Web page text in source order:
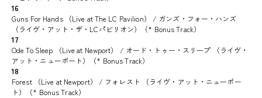
16
Guns For Hands （Live at The LC Pavilion） / ガンズ・フォー・ハンズ
（ライヴ・アット・ザ・LCパビリオン）（* Bonus Track）
17
Ode To Sleep （Live at Newport） / オード・トゥー・スリープ （ライヴ・
アット・ニューポート）（* Bonus Track）
18
Forest （Live at Newport） / フォレスト （ライヴ・アット・ニューポー
ト）（* Bonus Track）